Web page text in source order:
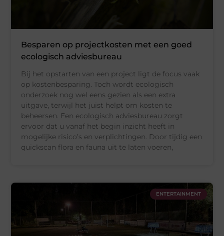
Besparen op projectkosten met een goed
ecologisch adviesbureau
Bij het opstarten van een project ligt de focus vaak
op kostenbesparing. Toch wordt ecologisch
onderzoek nog wel eens gezien als een extra
uitgave, terwijl het juist helpt om kosten te
beheersen. Een ecologisch adviesbureau zorgt
ervoor dat u vanaf het begin inzicht heeft in
mogelijke risico’s en verplichtingen. Door tijdig een
quickscan flora en fauna uit te laten voeren,
ENTERTAINMENT